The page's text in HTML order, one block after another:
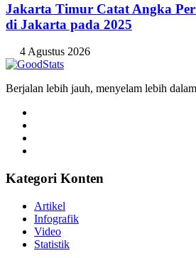
Jakarta Timur Catat Angka
di Jakarta pada 2025
4 Agustus 2026
Berjalan lebih jauh, menyelam lebih
Kategori Konten
Artikel
Infografik
Video
Statistik